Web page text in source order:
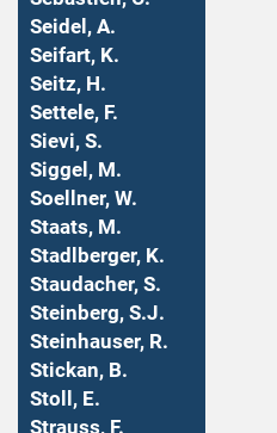
Seidel, A.
Seifart, K.
Seitz, H.
Settele, F.
Sievi, S.
Siggel, M.
Soellner, W.
Staats, M.
Stadlberger, K.
Staudacher, S.
Steinberg, S.J.
Steinhauser, R.
Stickan, B.
Stoll, E.
Strauss, F.